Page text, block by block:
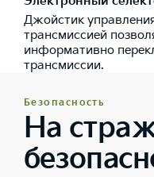
Джойстик
трансмиссией
информативно
трансмиссии.
Безопасность
На